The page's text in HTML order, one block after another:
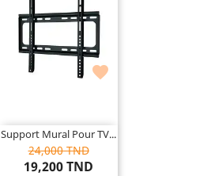

Support Mural Pour TV...
24,000 TND
19,200 TND